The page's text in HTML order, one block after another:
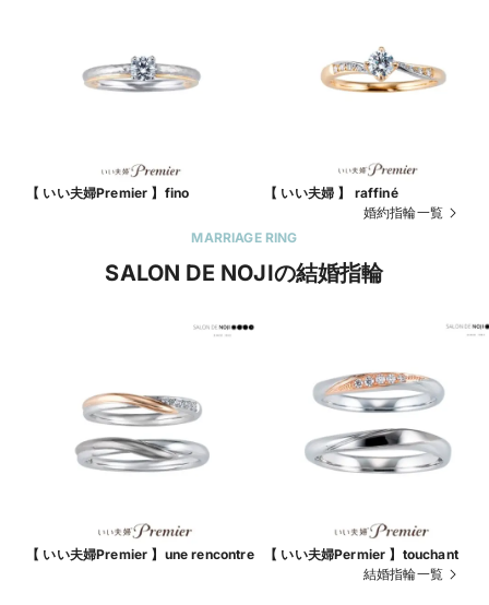
【 いい夫婦Premier 】fino
【 いい夫婦 】 raffiné
婚約指輪一覧
MARRIAGE RING
SALON DE NOJIの結婚指輪
【 いい夫婦Premier 】une rencontre
【 いい夫婦Permier 】touchant
結婚指輪一覧